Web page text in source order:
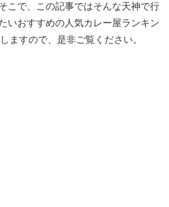
こで、この記事ではそんな天神で行
いおすすめの人気カレー屋ランキン
ますので、是非ご覧ください。